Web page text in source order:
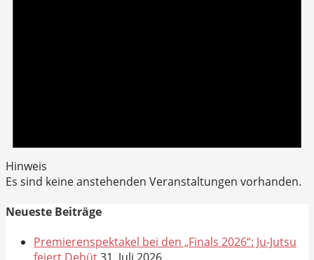
Hinweis
Es sind keine anstehenden Veranstaltungen vorhanden.
Neueste Beiträge
Premierenspektakel bei den „Finals 2026“: Ju-Jutsu